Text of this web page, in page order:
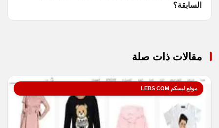
السابقة؟
مقالات ذات صلة
موقع لبسكم LEBS COM